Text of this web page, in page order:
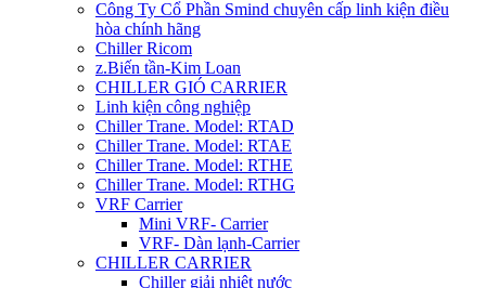
Công Ty Cổ Phần Smind chuyên cấp linh kiện điều
hòa chính hãng
Chiller Ricom
z.Biến tần-Kim Loan
CHILLER GIÓ CARRIER
Linh kiện công nghiệp
Chiller Trane. Model: RTAD
Chiller Trane. Model: RTAE
Chiller Trane. Model: RTHE
Chiller Trane. Model: RTHG
VRF Carrier
Mini VRF- Carrier
VRF- Dàn lạnh-Carrier
CHILLER CARRIER
Chiller giải nhiệt nước